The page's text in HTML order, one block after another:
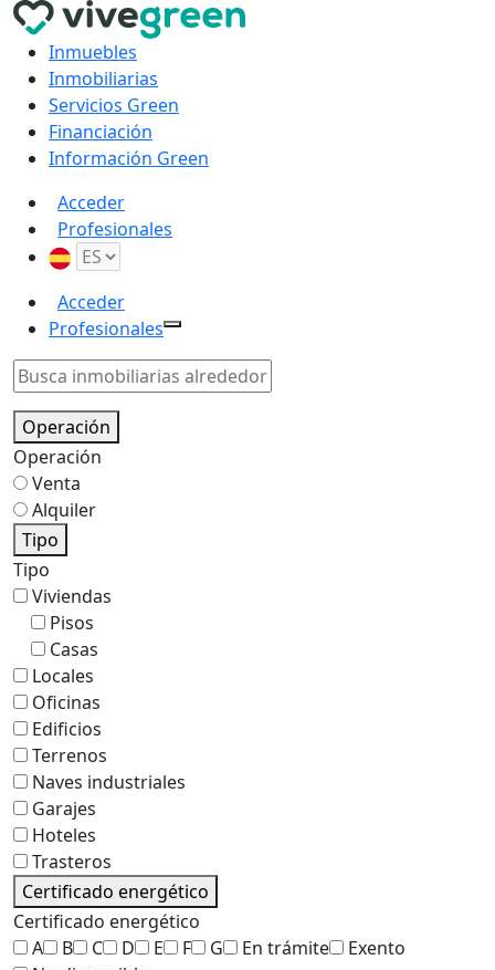
Inmuebles
Inmobiliarias
Servicios Green
Financiación
Información Green
Acceder
Profesionales
Acceder
Profesionales
Operación
Operación
Venta
Alquiler
Tipo
Tipo
Viviendas
Pisos
Casas
Locales
Oficinas
Edificios
Terrenos
Naves industriales
Garajes
Hoteles
Trasteros
Certificado energético
Certificado energético
A
B C D E F G En trámite
Exento